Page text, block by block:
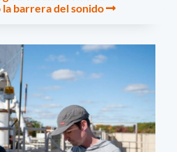
barrera del sonido